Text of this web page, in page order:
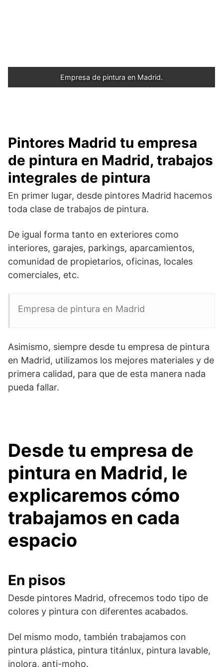
Empresa de pintura en Madrid.
Pintores Madrid tu empresa
de pintura en Madrid, trabajos
integrales de pintura
En primer lugar, desde pintores Madrid hacemos
toda clase de trabajos de pintura.
De igual forma tanto en exteriores como
interiores, garajes, parkings, aparcamientos,
comunidad de propietarios, oficinas, locales
comerciales, etc.
Empresa de pintura en Madrid
Asimismo, siempre desde tu empresa de pintura
en Madrid, utilizamos los mejores materiales y de
primera calidad, para que de esta manera nada
pueda fallar.
Desde tu empresa de
pintura en Madrid, le
explicaremos cómo
trabajamos en cada
espacio
En pisos
Desde pintores Madrid, ofrecemos todo tipo de
colores y pintura con diferentes acabados.
Del mismo modo, también trabajamos con
pintura plástica, pintura titánlux, pintura lavable,
inolora, anti-moho.